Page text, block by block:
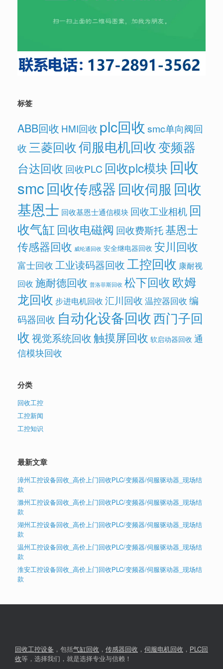
标签
ABB回收 HMI回收 plc回收 smc单向阀回
收 三菱回收伺服电机回收变频器
台达回收 回收PLC 回收plc模块 回收
smc回收传感器回收伺服 回收
基恩士 回收基恩士通信模块 回收工业相机 回
收气缸 回收电磁阀 回收费斯托基恩士
传感器回收 威纶通回收 安全继电器回收 安川回收
富士回收 工业读码器回收工控回收 康耐视
回收 施耐德回收 普洛菲斯回收 松下回收欧姆
龙回收 步进电机回收 汇川回收 温控器回收 编
码器回收 自动化设备回收西门子回
收视觉系统回收触摸屏回收 软启动器回收 通
信模块回收
分类
回收工控
工控新闻
工控知识
最新文章
漳州工控设备回收_高价上门回收PLC/变频器/伺服驱动器_现场结
款
滁州工控设备回收_高价上门回收PLC/变频器/伺服驱动器_现场结
款
湖州工控设备回收_高价上门回收PLC/变频器/伺服驱动器_现场结
款
温州工控设备回收_高价上门回收PLC/变频器/伺服驱动器_现场结
款
淮安工控设备回收_高价上门回收PLC/变频器/伺服驱动器_现场结
款
回收工控设备 ，包括气缸回收 ， 传感器回收 ， 伺服电机回收 ， PLC回
收等，选择我们，就是选择专业与信赖！